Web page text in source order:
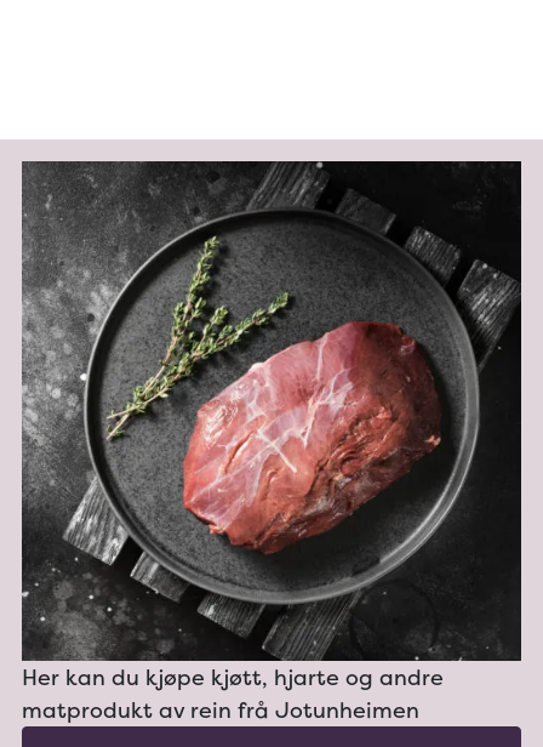
Her kan du kjøpe kjøtt, hjarte og andre
matprodukt av rein frå Jotunheimen